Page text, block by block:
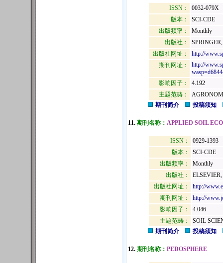
ISSN：
0032-079X
版本：
SCI-CDE
出版频率：
Monthly
出版社：
出版社网址：
http://
期刊网址：
http://
影响因子：
4.192
主题范畴：
期刊简介
投稿须知
11. 期刊名称： APPLIED SOIL
ISSN：
0929-1393
版本：
SCI-CDE
出版频率：
Monthly
出版社：
出版社网址：
http://
期刊网址：
http://
影响因子：
4.046
主题范畴：
SOIL
期刊简介
投稿须知
12. 期刊名称： PEDOSPHERE